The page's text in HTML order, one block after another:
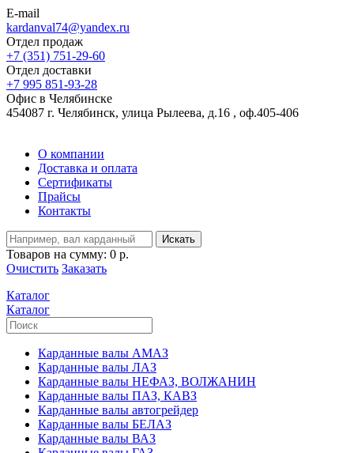
E-mail
kardanval74@yandex.ru
Отдел продаж
+7 (351) 751-29-60
Отдел доставки
+7 995 851-93-28
Офис в Челябинске
454087 г. Челябинск, улица Рылеева, д.16 , оф.405-406
О компании
Доставка и оплата
Сертификаты
Прайсы
Контакты
Искать
Товаров на сумму: 0 р.
Очистить Заказать
Каталог
Каталог
Карданные валы АМАЗ
Карданные валы ЛАЗ
Карданные валы НЕФАЗ, ВОЛЖАНИН
Карданные валы ПАЗ, КАВЗ
Карданные валы автогрейдер
Карданные валы БЕЛАЗ
Карданные валы ВАЗ